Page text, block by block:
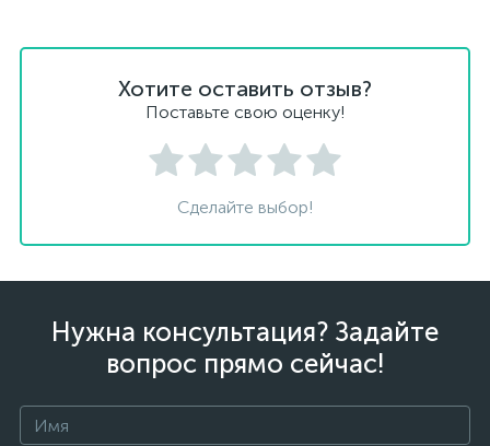
Хотите оставить отзыв?
Поставьте свою оценку!
Сделайте выбор!
Нужна консультация? Задайте
вопрос прямо сейчас!